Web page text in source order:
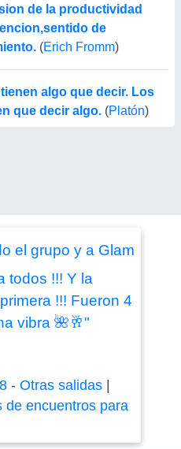
de la productividad
de
(Erich Fromm)
algo que decir. Los
que decir algo. (Platón)
el grupo y a Glam
todos !!! Y la
!!! Fueron 4
vibra 🌺🥂"
- Otras salidas|
de encuentros para